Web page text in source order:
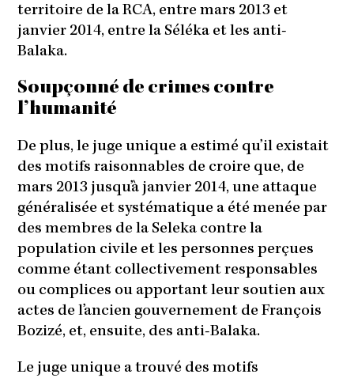
territoire de la RCA, entre mars 2013 et
janvier 2014, entre la Séléka et les anti-
Balaka.
Soupçonné de crimes contre
l’humanité
De plus, le juge unique a estimé qu’il existait
des motifs raisonnables de croire que, de
mars 2013 jusqu’à janvier 2014, une attaque
généralisée et systématique a été menée par
des membres de la Seleka contre la
population civile et les personnes perçues
comme étant collectivement responsables
ou complices ou apportant leur soutien aux
actes de l’ancien gouvernement de François
Bozizé, et, ensuite, des anti-Balaka.
Le juge unique a trouvé des motifs